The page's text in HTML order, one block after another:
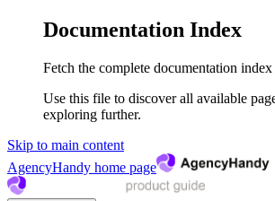
Documentation Index
Fetch the complete documentation index
Use this file to discover all available
exploring further.
Skip to main content
AgencyHandy home page